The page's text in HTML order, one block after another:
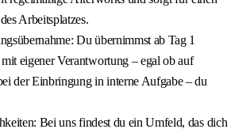
Arbeitsplatzes.
Du übernimmst ab Tag 1
eigener Verantwortung – egal ob auf
der Einbringung in interne Aufgabe – du
Bei uns findest du ein Umfeld, das dich